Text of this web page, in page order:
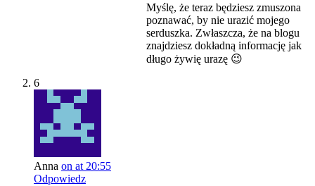
Myślę, że teraz będziesz zmuszona
poznawać, by nie urazić mojego
serduszka. Zwłaszcza, że na blogu
znajdziesz dokładną informację jak
długo żywię urazę 😉
6
Anna on at 20:55
Odpowiedz